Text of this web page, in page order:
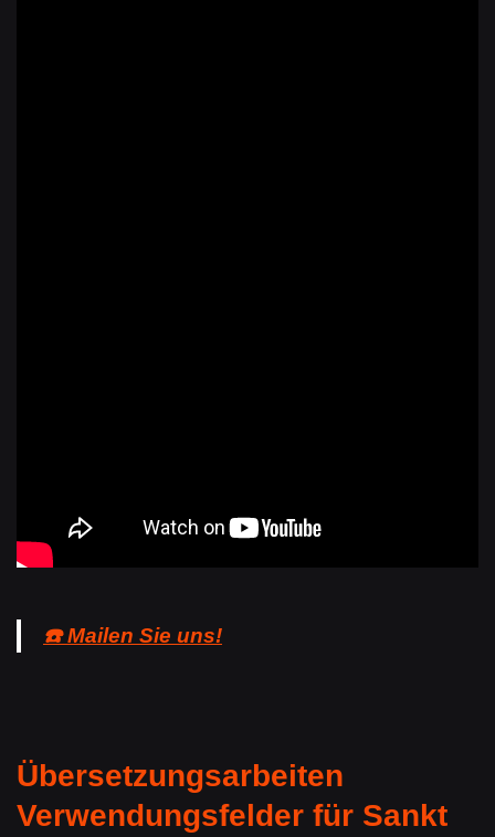
☎️ Mailen Sie uns!
Übersetzungsarbeiten
Verwendungsfelder für Sankt